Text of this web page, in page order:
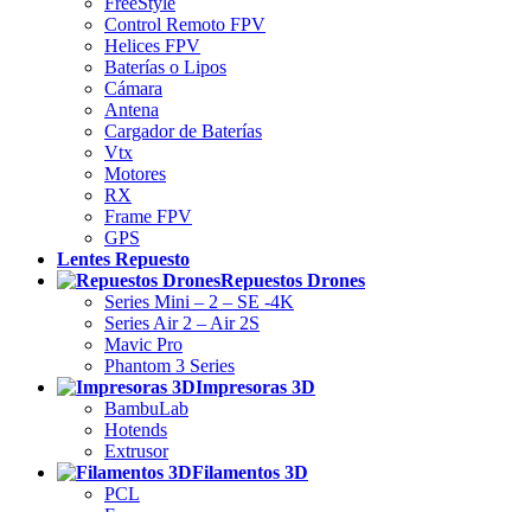
Control Remoto FPV
Helices FPV
Baterías o Lipos
Cámara
Antena
Cargador de Baterías
Vtx
Motores
RX
Frame FPV
GPS
Lentes Repuesto
Repuestos Drones
Series Mini – 2 – SE -4K
Series Air 2 – Air 2S
Mavic Pro
Phantom 3 Series
Impresoras 3D
BambuLab
Hotends
Extrusor
Filamentos 3D
PCL